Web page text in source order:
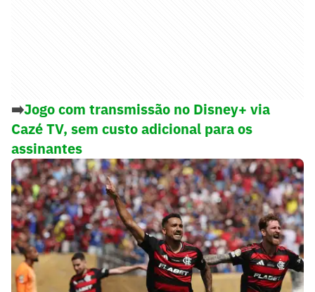
➡️Jogo com transmissão no Disney+ via
Cazé TV, sem custo adicional para os
assinantes